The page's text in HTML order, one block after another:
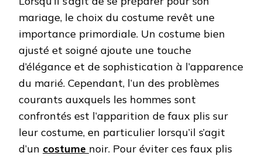
mariage, le choix du costume revêt une
importance primordiale. Un costume bien
ajusté et soigné ajoute une touche
d’élégance et de sophistication à l’apparence
du marié. Cependant, l’un des problèmes
courants auxquels les hommes sont
confrontés est l’apparition de faux plis sur
leur costume, en particulier lorsqu’il s’agit
d’un costume noir. Pour éviter ces faux plis